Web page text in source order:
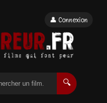
🔍
👤 Connexion